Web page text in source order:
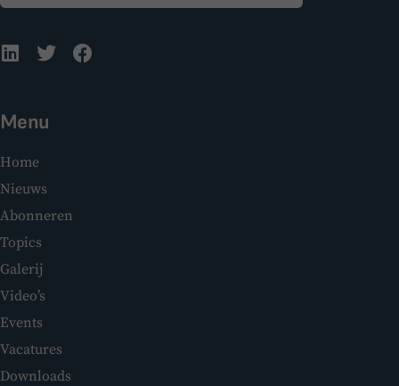
Menu
Home
Nieuws
Abonneren
Topics
Galerij
Video’s
Events
Vacatures
Downloads